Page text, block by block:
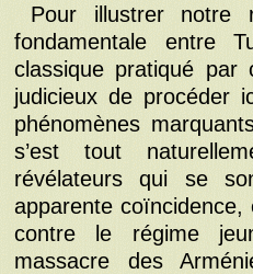
Pour illustrer notre
fondamentale entre
classique pratiqué
judicieux de procéder
phénomènes
s’est tout
révélateurs qui se
apparente
contre le régime
massacre des